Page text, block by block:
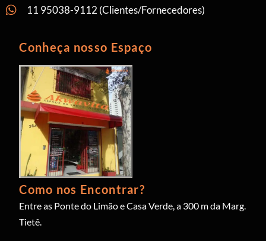
11 95038-9112 (Clientes/Fornecedores)
Conheça nosso Espaço
Como nos Encontrar?
Entre as Ponte do Limão e Casa Verde, a 300 m da Marg.
Tietê.